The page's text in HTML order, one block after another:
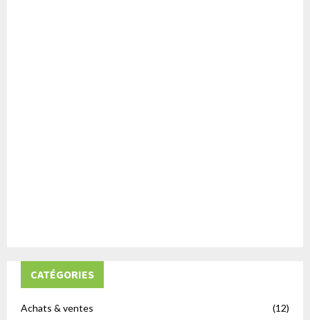
CATÉGORIES
Achats & ventes
(12)